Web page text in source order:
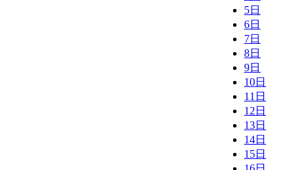
5日
6日
7日
8日
9日
10日
11日
12日
13日
14日
15日